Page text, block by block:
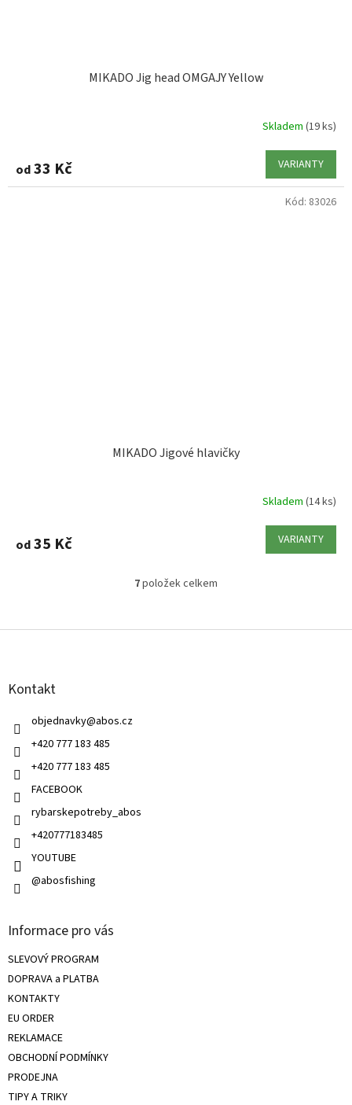
MIKADO Jig head OMGAJY Yellow
Skladem (19 ks)
od33 Kč VARIANTY
MIKADO Jigové hlavičky
Skladem (14 ks)
od35 Kč VARIANTY
Kód: 83026
O
á
7položek celkem
Kontakt
objednavky@abos.cz
+420 777 183 485
+420 777 183 485
FACEBOOK
rybarskepotreby_abos
+420777183485
YOUTUBE
@abosfishing
Informace pro vás
SLEVOVÝ PROGRAM
DOPRAVA a PLATBA
KONTAKTY
EU ORDER
REKLAMACE
OBCHODNÍ PODMÍNKY
PRODEJNA
TIPY A TRIKY